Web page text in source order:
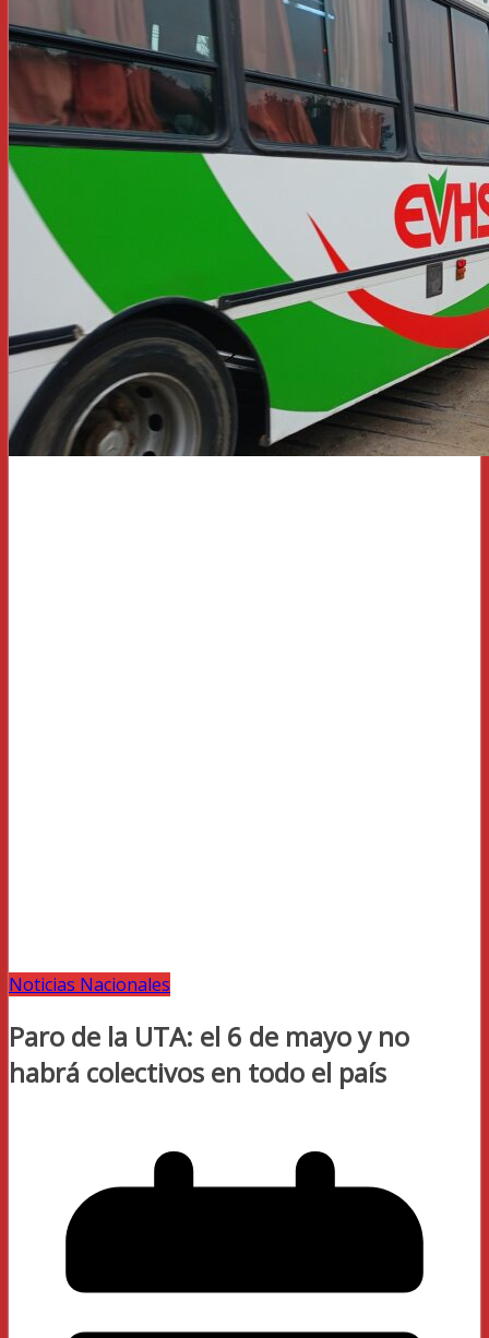
Noticias Nacionales
Paro de la UTA: el 6 de mayo y no
habrá colectivos en todo el país